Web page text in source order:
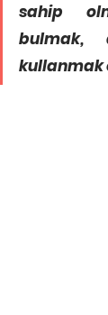
sahip
bulmak,
kullanmak